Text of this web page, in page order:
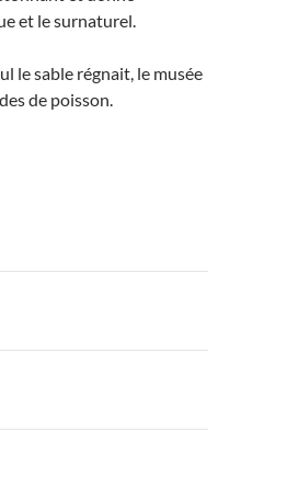
et le surnaturel.
le sable régnait, le musée
de poisson.